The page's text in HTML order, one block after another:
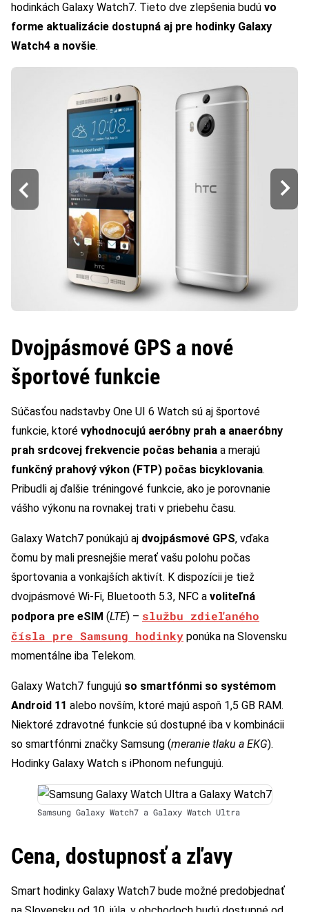
hodinkách Galaxy Watch7. Tieto dve zlepšenia budú vo
forme aktualizácie dostupná aj pre hodinky Galaxy
Watch4 a novšie.
Dvojpásmové GPS a nové
športové funkcie
Súčasťou nadstavby One UI 6 Watch sú aj športové
funkcie, ktoré vyhodnocujú aeróbny prah a anaeróbny
prah srdcovej frekvencie počas behania a merajú
funkčný prahový výkon (FTP) počas bicyklovania.
Pribudli aj ďalšie tréningové funkcie, ako je porovnanie
vášho výkonu na rovnakej trati v priebehu času.
Galaxy Watch7 ponúkajú aj dvojpásmové GPS, vďaka
čomu by mali presnejšie merať vašu polohu počas
športovania a vonkajších aktivít. K dispozícii je tiež
dvojpásmové Wi-Fi, Bluetooth 5.3, NFC a voliteľná
podpora pre eSIM (LTE) – službu zdieľaného
čísla pre Samsung hodinky ponúka na Slovensku
momentálne iba Telekom.
Galaxy Watch7 fungujú so smartfónmi so systémom
Android 11 alebo novším, ktoré majú aspoň 1,5 GB RAM.
Niektoré zdravotné funkcie sú dostupné iba v kombinácii
so smartfónmi značky Samsung (meranie tlaku a EKG).
Hodinky Galaxy Watch s iPhonom nefungujú.
Samsung Galaxy Watch7 a Galaxy Watch Ultra
Cena, dostupnosť a zľavy
Smart hodinky Galaxy Watch7 bude možné predobjednať